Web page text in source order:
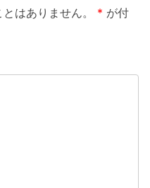
はありません。 * が付